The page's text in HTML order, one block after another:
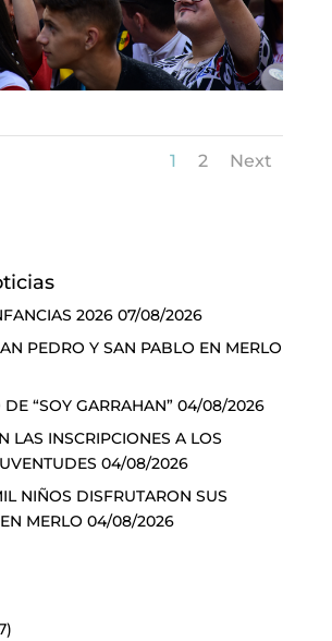
1 2 Next
2026 07/08/2026
PEDRO Y SAN PABLO EN MERLO
“SOY GARRAHAN” 04/08/2026
LAS INSCRIPCIONES A LOS
04/08/2026
NIÑOS DISFRUTARON SUS
MERLO 04/08/2026